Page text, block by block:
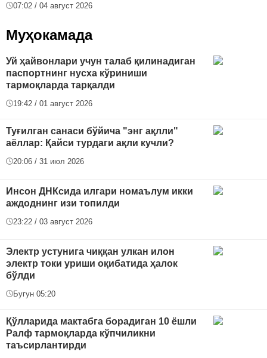
07:02 / 04 август 2026
Муҳокамада
Уй ҳайвонлари учун талаб қилинадиган
паспортнинг нусха кўриниши
тармоқларда тарқалди
19:42 / 01 август 2026
Туғилган санаси бўйича "энг ақлли"
аёллар: Қайси турдаги ақли кучли?
20:06 / 31 июл 2026
Инсон ДНКсида илгари номаълум икки
аждоднинг изи топилди
23:22 / 03 август 2026
Электр устунига чиққан улкан илон
электр токи уриши оқибатида ҳалок
бўлди
Бугун 05:20
Қўлларида мактабга борадиган 10 ёшли
Ралф тармоқларда кўпчиликни
таъсирлантирди